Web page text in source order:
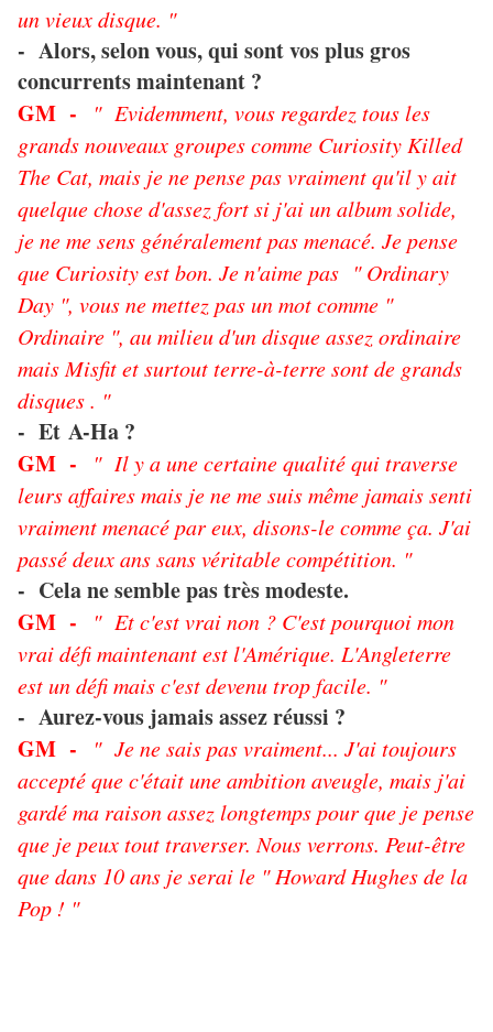
un vieux disque. "
- Alors, selon vous, qui sont vos plus gros
concurrents maintenant ?
GM -
" Evidemment, vous regardez tous les
grands nouveaux groupes comme Curiosity Killed
The Cat, mais je ne pense pas vraiment qu'il y ait
quelque chose d'assez fort si j'ai un album solide,
je ne me sens généralement pas menacé. Je pense
que Curiosity est bon. Je n'aime pas " Ordinary
Day ", vous ne mettez pas un mot comme "
Ordinaire ", au milieu d'un disque assez ordinaire
mais Misfit et surtout terre-à-terre sont de grands
disques . "
- Et A-Ha ?
GM -
" Il y a une certaine qualité qui traverse
leurs affaires mais je ne me suis même jamais senti
vraiment menacé par eux, disons-le comme ça. J'ai
passé deux ans sans véritable compétition. "
- Cela ne semble pas très modeste.
GM -
" Et c'est vrai non ? C'est pourquoi mon
vrai défi maintenant est l'Amérique. L'Angleterre
est un défi mais c'est devenu trop facile. "
- Aurez-vous jamais assez réussi ?
GM -
" Je ne sais pas vraiment... J'ai toujours
accepté que c'était une ambition aveugle, mais j'ai
gardé ma raison assez longtemps pour que je pense
que je peux tout traverser. Nous verrons. Peut-être
que dans 10 ans je serai le " Howard Hughes de la
Pop ! "